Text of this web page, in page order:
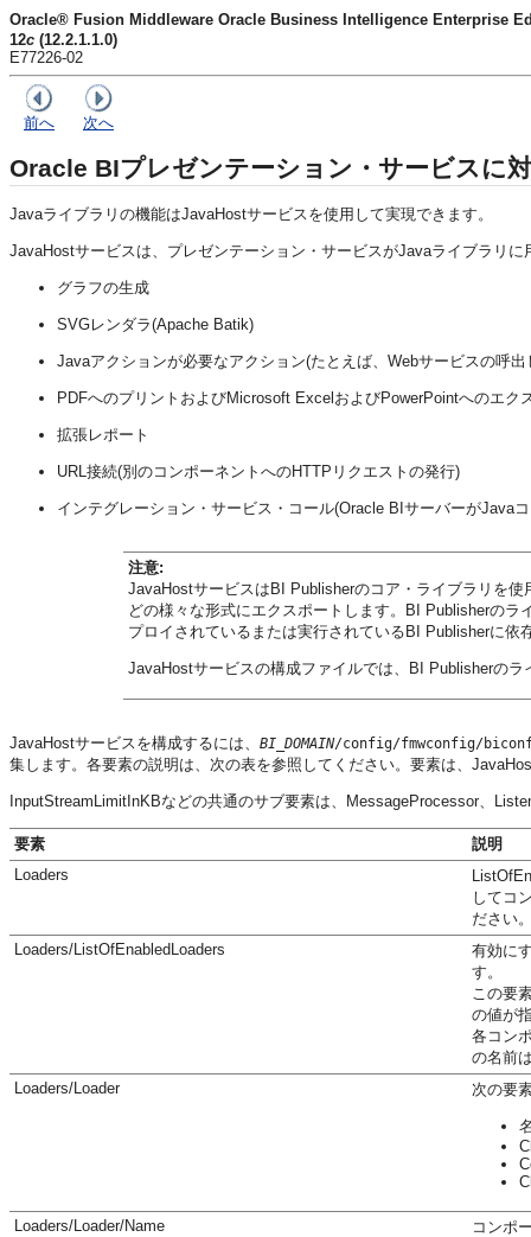
Oracle® Fusion Middleware Oracle Business Intelligence Enterprise
12c (12.2.1.1.0)
E77226-02
前へ 次へ
Oracle BIプレゼンテーション・サービスに
Javaライブラリの機能はJavaHostサービスを使用して実現できます。
JavaHostサービスは、 プレゼンテーション・サービスがJavaライブラリに
グラフの生成
SVGレンダラ(Apache Batik)
Javaアクションが必要なアクション(たとえば、Webサービスの呼出
PDFへのプリントおよびMicrosoft ExcelおよびPowerPointへのエク
拡張レポート
URL接続(別のコンポーネントへのHTTPリクエストの発行)
インテグレーション・サービス・コール(Oracle BIサーバーがJava
注意:
JavaHostサービスは BI Publisherのコア・ライブラリを使
どの様々な形式にエクスポートします。
BI Publisherのラ
プロイされているまたは実行されている BI Publisherに依
JavaHostサービスの構成ファイルでは、 BI Publisherのラ
JavaHostサービスを構成するには、 BI_DOMAIN/config/fmwconfig/
集します。各要素の説明は、次の表を参照してください。要素は、
InputStreamLimitInKBなどの共通のサブ要素は、MessageProcessor、
要素
説明
Loaders
してコ
ださい
Loaders/ListOfEnabledLoaders
有効に
す。
この要
の値が
各コン
の名前
Loaders/Loader
次の要
Loaders/Loader/Name
コンポ